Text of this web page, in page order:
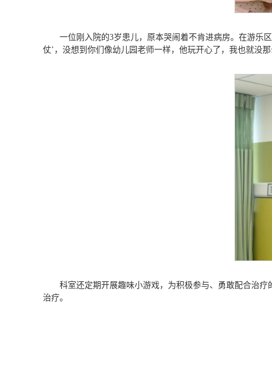
一位刚入院的3岁患儿，原本哭闹着不肯进病房。在游乐
仗’，没想到你们像幼儿园老师一样，他玩开心了，我也就没
科室还定期开展趣味小游戏，为积极参与、勇敢配合治
治疗。